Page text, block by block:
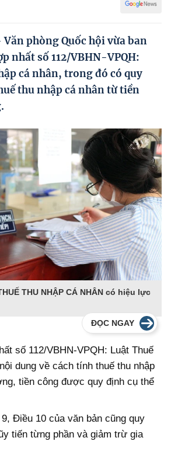
chính sách
nhân và doanh nghiệp dân tộc
trị Nông sản
tộc
phòng Quốc hội vừa ban
nhất số 112/VBHN-VPQH:
cá nhân, trong đó có quy
thu nhập cá nhân từ tiền
THU NHẬP CÁ NHÂN có hiệu lực
ĐỌC NGAY
số 112/VBHN-VPQH: Luật Thuế
dung về cách tính thuế thu nhập
tiền công được quy định cụ thể
Điều 10 của văn bản cũng quy
tiến từng phần và giảm trừ gia